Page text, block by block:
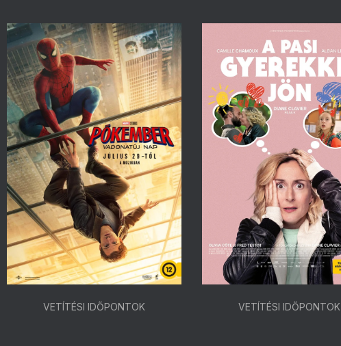
VETÍTÉSI IDŐPONTOK VETÍTÉSI IDŐPONTOK